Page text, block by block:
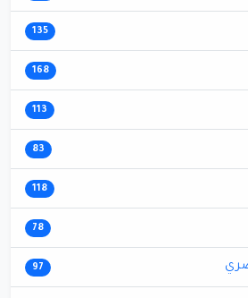
135
168
113
83
118
78
97